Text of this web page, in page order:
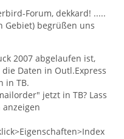
Forum, dekkard! .....
Gebiet) begrüßen uns
2007 abgelaufen ist,
Daten in Outl.Express
in TB.
jetzt in TB? Lass